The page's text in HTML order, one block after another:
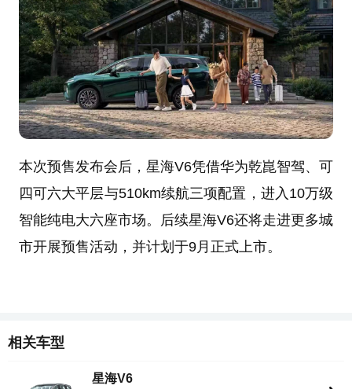
本次预售发布会后，星海V6凭借华为乾崑智驾、可
四可六大平层与510km续航三项配置，进入10万级
智能纯电大六座市场。后续星海V6还将走进更多城
市开展预售活动，并计划于9月正式上市。
相关车型
星海V6